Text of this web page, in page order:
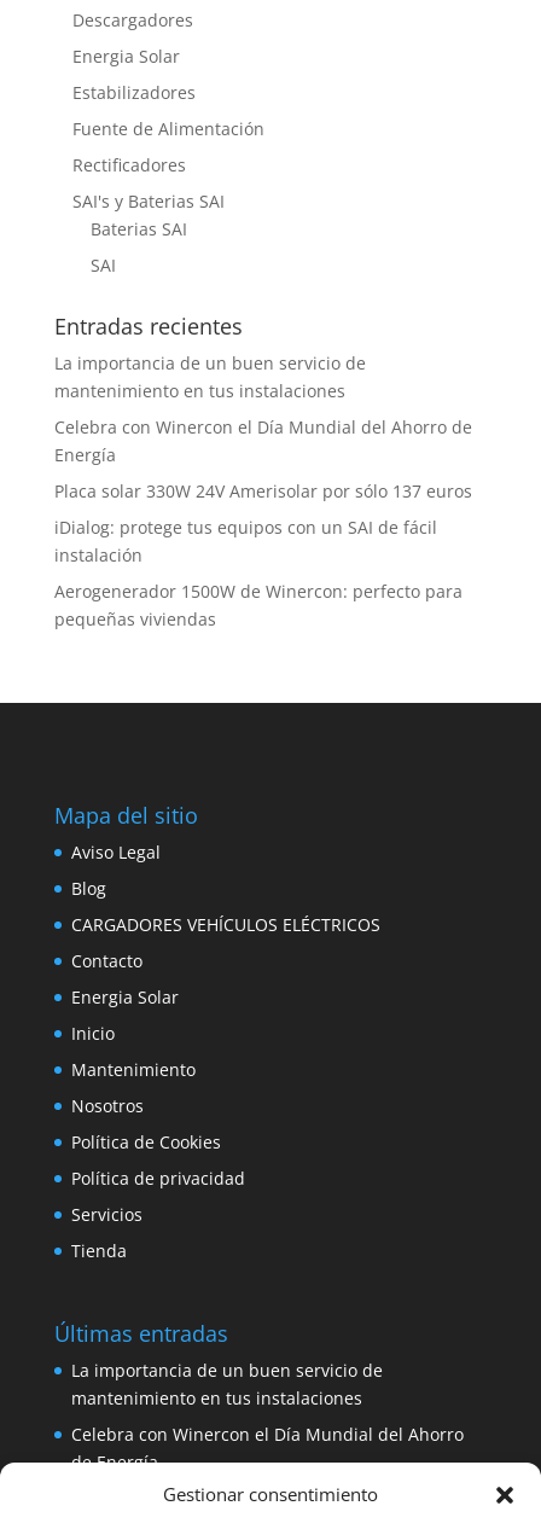
Gestionar consentimiento
Descargadores
Energia Solar
Estabilizadores
Fuente de Alimentación
Rectificadores
SAI's y Baterias SAI
Baterias SAI
SAI
Entradas recientes
La importancia de un buen servicio de
mantenimiento en tus instalaciones
Celebra con Winercon el Día Mundial del Ahorro de
Energía
Placa solar 330W 24V Amerisolar por sólo 137 euros
iDialog: protege tus equipos con un SAI de fácil
instalación
Aerogenerador 1500W de Winercon: perfecto para
pequeñas viviendas
Mapa del sitio
Aviso Legal
Blog
CARGADORES VEHÍCULOS ELÉCTRICOS
Contacto
Energia Solar
Inicio
Mantenimiento
Nosotros
Política de Cookies
Política de privacidad
Servicios
Tienda
Últimas entradas
La importancia de un buen servicio de
mantenimiento en tus instalaciones
Celebra con Winercon el Día Mundial del Ahorro
de Energía
Placa solar 330W 24V Amerisolar por sólo 137